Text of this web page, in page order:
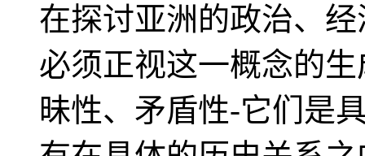
在探讨亚洲的政治、
必须正视这一概念的
昧性、矛盾性-它们是